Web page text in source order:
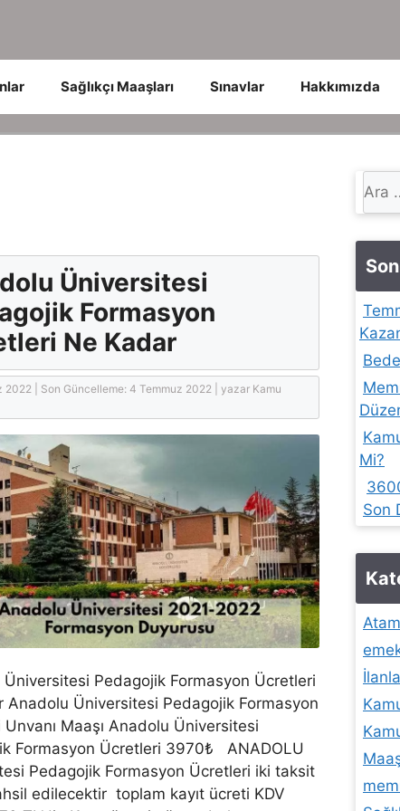
Sağlıkçı Maaşları Sınavlar Hakkımızda
Üniversitesi
Formasyon
Ne Kadar
2022 Son Güncelleme: 4 Temmuz 2022 | yazar Kamu
Pedagojik Formasyon Ücretleri
Anadolu Üniversitesi Pedagojik Formasyon
Maaşı Anadolu Üniversitesi
Formasyon Ücretleri 3970₺ ANADOLU
Pedagojik Formasyon Ücretleri iki taksit
edilecektir toplam kayıt ücreti KDV
için
Mi?
Son